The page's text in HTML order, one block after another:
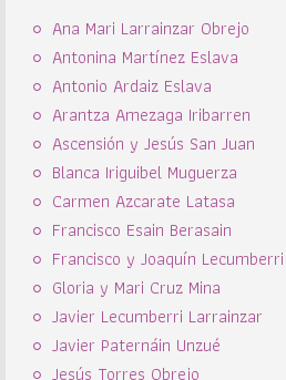
Ana Mari Larrainzar Obrejo
Antonina Martínez Eslava
Antonio Ardaiz Eslava
Arantza Amezaga Iribarren
Ascensión y Jesús San Juan
Blanca Iriguibel Muguerza
Carmen Azcarate Latasa
Francisco Esain Berasain
Francisco y Joaquín Lecumberri
Gloria y Mari Cruz Mina
Javier Lecumberri Larrainzar
Javier Paternáin Unzué
Jesús Torres Obrejo